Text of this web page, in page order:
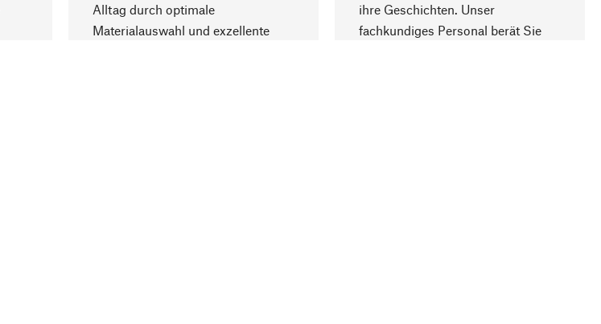
Alltag durch optimale
Materialauswahl und exzellente
ihre Geschichten. Unser
fachkundiges Personal berät Sie